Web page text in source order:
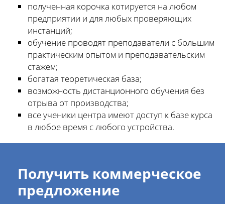
полученная корочка котируется на любом
предприятии и для любых проверяющих
инстанций;
обучение проводят преподаватели с большим
практическим опытом и преподавательским
стажем;
богатая теоретическая база;
возможность дистанционного обучения без
отрыва от производства;
все ученики центра имеют доступ к базе курса
в любое время с любого устройства.
Получить коммерческое
предложение